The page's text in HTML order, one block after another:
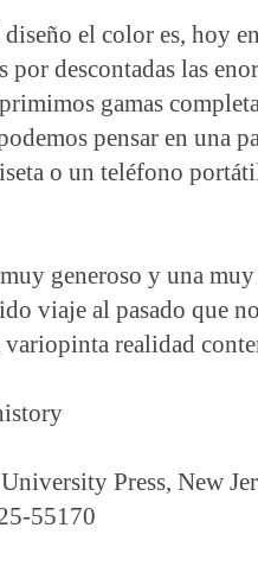
el color es, hoy
por descontadas las
gamas
pensar en una
o un teléfono
generoso y una
viaje al pasado que
realidad
Press, New
55170